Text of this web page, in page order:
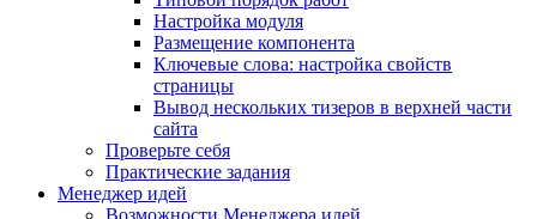
Настройка модуля
Размещение компонента
Ключевые слова: настройка свойств
страницы
Вывод нескольких тизеров в верхней части
сайта
Проверьте себя
Практические задания
Менеджер идей
Возможности Менеджера идей